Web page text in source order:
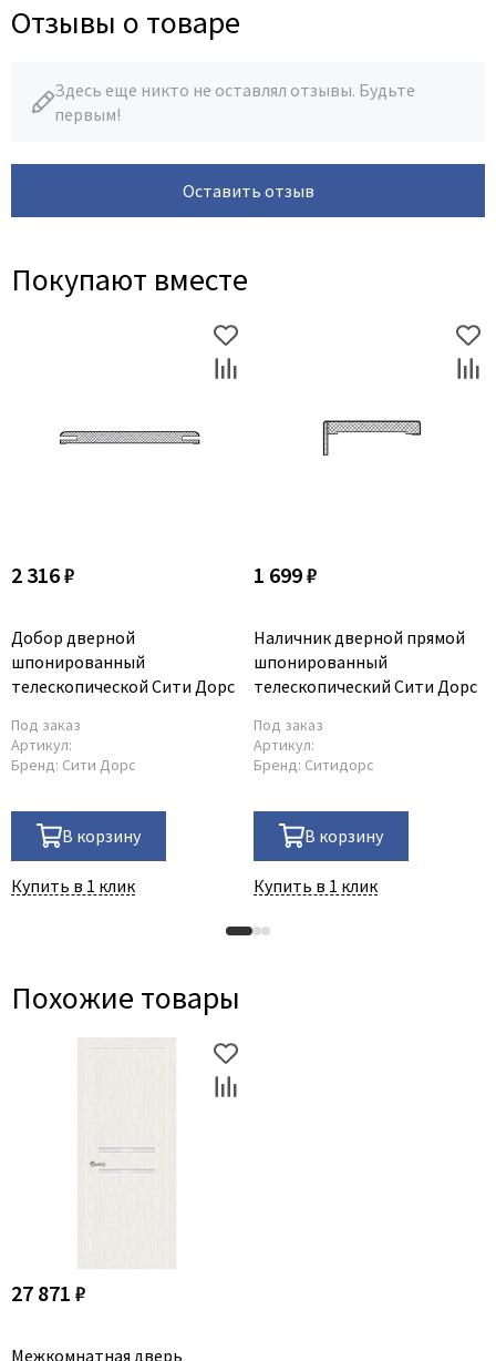
Отзывы о товаре
Здесь еще никто не оставлял отзывы. Будьте
первым!
Оставить отзыв
Покупают вместе
2 316 ₽
Добор дверной
шпонированный
телескопической Сити Дорс
Под заказ
Артикул:
Бренд: Сити Дорс
В корзину
Купить в 1 клик
1 699 ₽
Наличник дверной прямой
шпонированный
телескопический Сити Дорс
Под заказ
Артикул:
Бренд: Ситидорс
В корзину
Купить в 1 клик
Похожие товары
27 871 ₽
Межкомнатная дверь